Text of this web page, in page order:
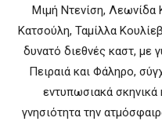
Μιμή Ντενίση, Λεωνίδα
Κατσούλη, Ταμίλλα
δυνατό διεθνές καστ, με
Πειραιά και Φάληρο,
εντυπωσιακά σκηνικά
γνησιότητα την